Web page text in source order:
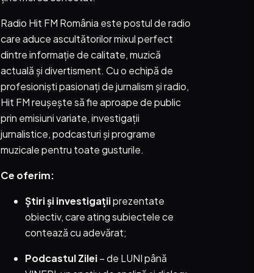
Radio Hit FM România este postul de radio
care aduce ascultătorilor mixul perfect
dintre informație de calitate, muzică
actuală și divertisment. Cu o echipă de
profesioniști pasionați de jurnalism și radio,
Hit FM reușește să fie aproape de public
prin emisiuni variate, investigații
jurnalistice, podcasturi și programe
muzicale pentru toate gusturile.
Ce oferim:
Știri și investigațiiprezentate
obiectiv, care ating subiectele ce
contează cu adevărat;
Podcastul Zilei– de LUNI până